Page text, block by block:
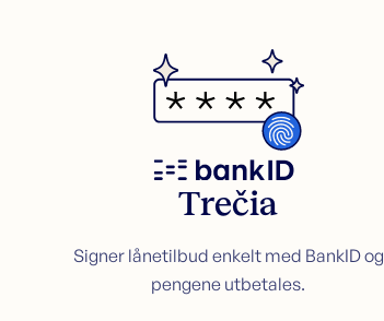
Trečia
Signer lånetilbud enkelt med BankID og
pengene utbetales.